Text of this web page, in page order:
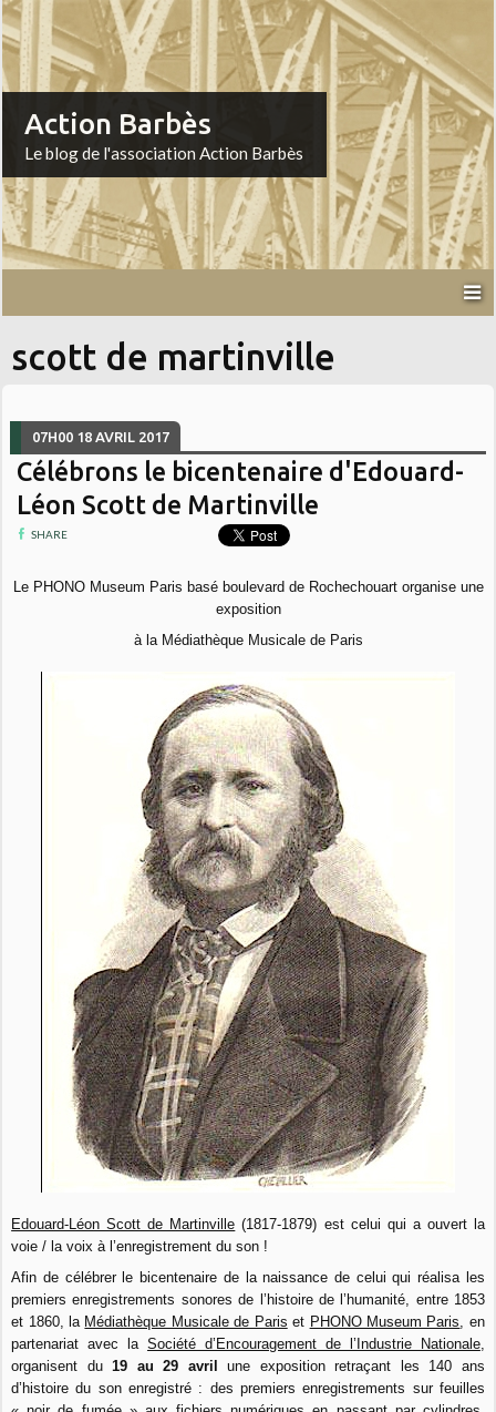
Action Barbès
Le blog de l'association Action Barbès
scott de martinville
07H00 18 AVRIL 2017
Célébrons le bicentenaire d'Edouard-
Léon Scott de Martinville
SHARE
Le PHONO Museum Paris basé boulevard de Rochechouart organise une
exposition
à la Médiathèque Musicale de Paris
Edouard-Léon Scott de Martinville (1817-1879) est celui qui a ouvert la
voie / la voix à l’enregistrement du son !
Afin de célébrer le bicentenaire de la naissance de celui qui réalisa les
premiers enregistrements sonores de l’histoire de l’humanité, entre 1853
et 1860, la Médiathèque Musicale de Paris et PHONO Museum Paris, en
partenariat avec laSociété d’Encouragement de l’Industrie Nationale,
organisent du19 au 29 avril
une exposition retraçant les 140 ans
d’histoire du son enregistré : des premiers enregistrements sur feuilles